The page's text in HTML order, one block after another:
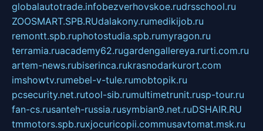
globalautotrade.infobezverhovskoe.rudrsschool.ru
ZOOSMART.SPB.RUdalakony.rumedikijob.ru
remontt.spb.ruphotostudia.spb.rumyragon.ru
terramia.ruacademy62.rugardengallereya.rurti.com.ru
artem-news.rubiserinca.rukrasnodarkurort.com
imshowtv.rumebel-v-tule.rumobtopik.ru
pcsecurity.net.rutool-sib.rumultimetrunit.rusp-tour.ru
fan-cs.rusanteh-russia.rusymbian9.net.ruDSHAIR.RU
tmmotors.spb.ruxjocuricopii.commusavtomat.msk.ru